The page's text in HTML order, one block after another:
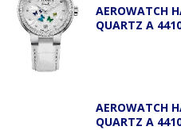
AEROWATCH
QUARTZ A
AEROWATCH
QUARTZ A